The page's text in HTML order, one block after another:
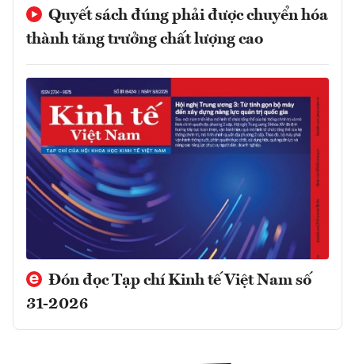
Quyết sách đúng phải được chuyển hóa
thành tăng trưởng chất lượng cao
Đón đọc Tạp chí Kinh tế Việt Nam số
31-2026